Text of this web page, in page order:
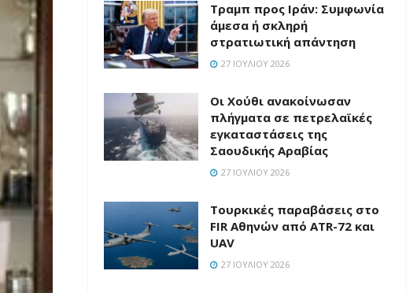
Τραμπ προς Ιράν: Συμφωνία
άμεσα ή σκληρή
στρατιωτική απάντηση
27 ΙΟΥΛΊΟΥ 2026
Οι Χούθι ανακοίνωσαν
πλήγματα σε πετρελαϊκές
εγκαταστάσεις της
Σαουδικής Αραβίας
27 ΙΟΥΛΊΟΥ 2026
Τουρκικές παραβάσεις στο
FIR Αθηνών από ATR-72 και
UAV
27 ΙΟΥΛΊΟΥ 2026